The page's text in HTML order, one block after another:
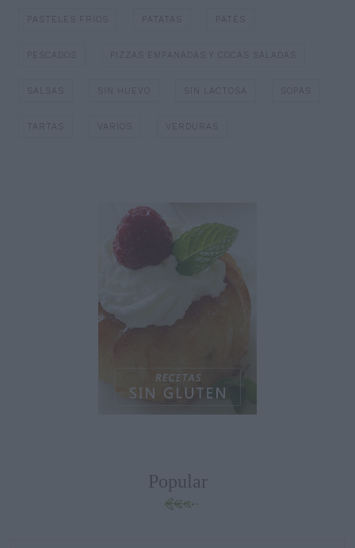
PASTELES FRÍOS PATATAS PATÉS
PESCADOS PIZZAS EMPANADAS Y COCAS SALADAS
SALSAS SIN HUEVO SIN LACTOSA SOPAS
TARTAS VARIOS VERDURAS
Popular